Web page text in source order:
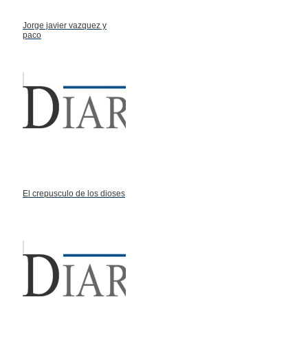
Jorge javier vazquez y
paco
El crepusculo de los dioses